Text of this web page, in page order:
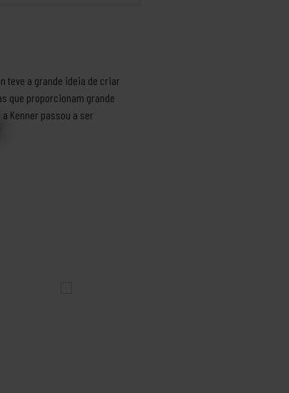
teve a grande ideia de criar
que proporcionam grande
Kenner passou a ser